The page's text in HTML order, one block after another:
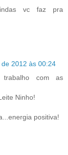
vc faz pra
2012 às 00:24
com as
Ninho!
positiva!